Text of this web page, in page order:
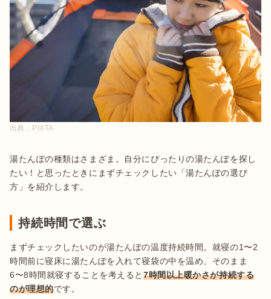
出典： PIXTA
湯たんぽの種類はさまざま。自分にぴったりの湯たんぽを探し
たい！と思ったときにまずチェックしたい「湯たんぽの選び
方」を紹介します。
持続時間で選ぶ
まずチェックしたいのが湯たんぽの温度持続時間。就寝の1〜2
時間前に寝床に湯たんぽを入れて寝袋の中を温め、そのまま
6〜8時間就寝することを考えると 7時間以上暖かさが持続する
のが理想的です。